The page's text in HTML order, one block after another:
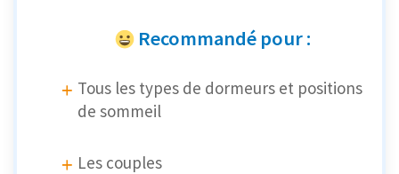
Recommandé pour :
Tous les types de dormeurs et positions
de sommeil
Les couples